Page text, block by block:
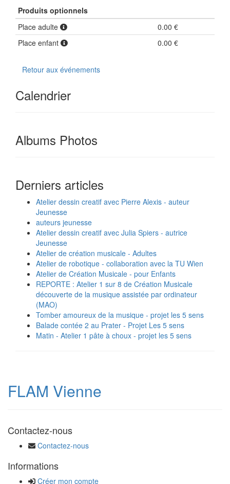
Produits optionnels
Place adulte
0.00 €
Place enfant
0.00 €
Retour aux événements
Calendrier
Albums Photos
Derniers articles
Atelier dessin creatif avec Pierre Alexis - auteur
Jeunesse
auteurs jeunesse
Atelier dessin creatif avec Julia Spiers - autrice
Jeunesse
Atelier de création musicale - Adultes
Atelier de robotique - collaboration avec la TU Wien
Atelier de Création Musicale - pour Enfants
REPORTE : Atelier 1 sur 8 de Création Musicale
découverte de la musique assistée par ordinateur
(MAO)
Tomber amoureux de la musique - projet les 5 sens
Balade contée 2 au Prater - Projet Les 5 sens
Matin - Atelier 1 pâte à choux - projet les 5 sens
FLAM Vienne
Contactez-nous
Contactez-nous
Informations
Créer mon compte